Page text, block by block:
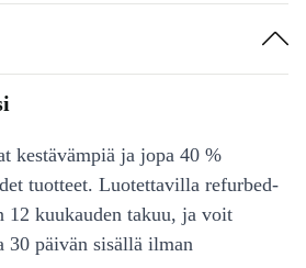
kestävämpiä ja jopa 40 %
tuotteet. Luotettavilla refurbed-
12 kuukauden takuu, ja voit
30 päivän sisällä ilman